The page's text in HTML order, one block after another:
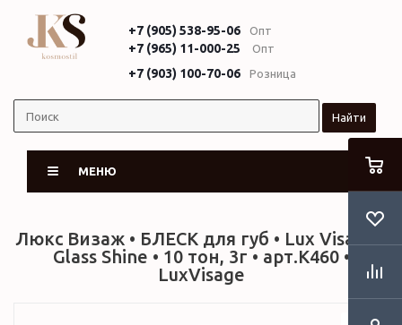
+7 (905) 538-95-06 Опт
+7 (965) 11-000-25 Опт
+7 (903) 100-70-06 Розница
Найти
МЕНЮ
Люкс Визаж • БЛЕСК для губ • Lux Visage •
Glass Shine • 10 тон, 3г • арт.К460 •
LuxVisage